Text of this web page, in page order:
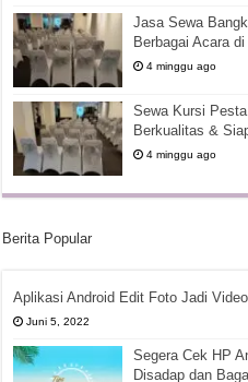
Jasa Sewa
Berbagai Acara
4 minggu ago
Sewa Kursi
Berkualitas &
4 minggu ago
Berita Popular
Aplikasi Android Edit Foto Jadi
Juni 5, 2022
Segera Cek HP
Disadap dan